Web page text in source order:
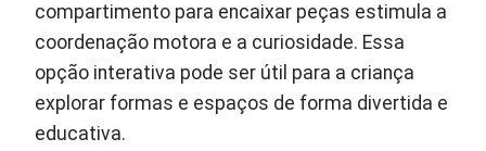
compartimento para encaixar peças estimula a
coordenação motora e a curiosidade. Essa
opção interativa pode ser útil para a criança
explorar formas e espaços de forma divertida e
educativa.